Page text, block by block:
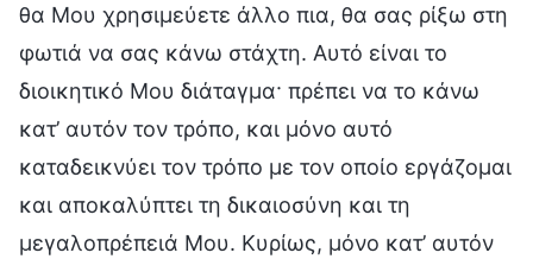
θα Μου χρησιμεύετε άλλο πια, θα σας ρίξω στη
φωτιά να σας κάνω στάχτη. Αυτό είναι το
διοικητικό Μου διάταγμα· πρέπει να το κάνω
κατ’ αυτόν τον τρόπο, και μόνο αυτό
καταδεικνύει τον τρόπο με τον οποίο εργάζομαι
και αποκαλύπτει τη δικαιοσύνη και τη
μεγαλοπρέπειά Μου. Κυρίως, μόνο κατ’ αυτόν